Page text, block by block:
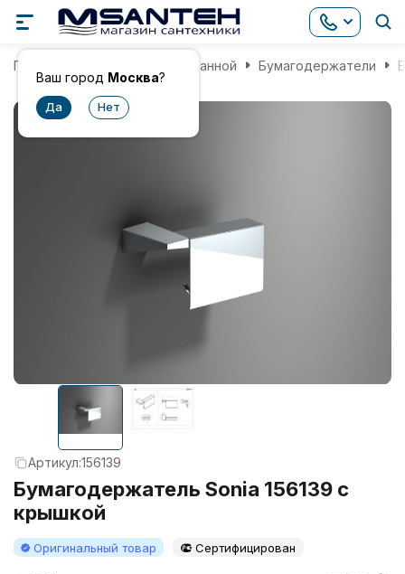
Ваш город Москва?
Главная Аксессуары для ванной Бумагодержатели
Артикул:156139
Бумагодержатель Sonia 156139 с
крышкой
Оригинальный товар Сертифицирован